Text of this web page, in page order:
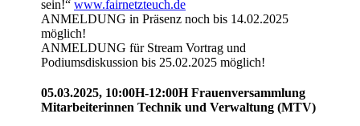
sein!“ www.fairnetzteuch.de
ANMELDUNG in Präsenz noch bis 14.02.2025
möglich!
ANMELDUNG für Stream Vortrag und
Podiumsdiskussion bis 25.02.2025 möglich!
05.03.2025, 10:00H-12:00H Frauenversammlung
Mitarbeiterinnen Technik und Verwaltung (MTV)